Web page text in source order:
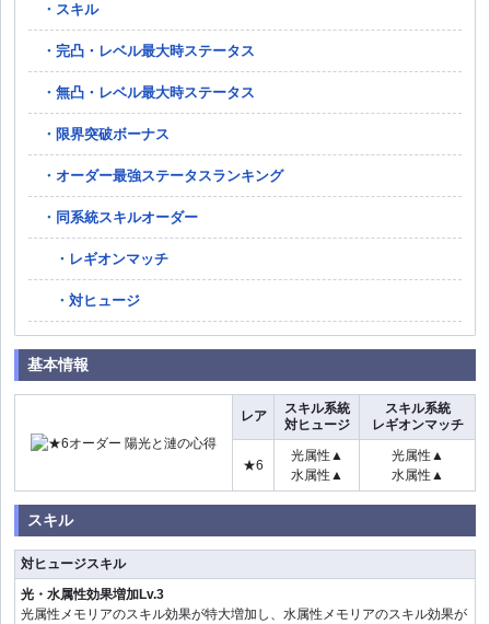
スキル
完凸・レベル最大時ステータス
無凸・レベル最大時ステータス
限界突破ボーナス
オーダー最強ステータスランキング
同系統スキルオーダー
レギオンマッチ
対ヒュージ
基本情報
レア
スキル系統
対ヒュージ
スキル系統
レギオンマッチ
★6
光属性▲
水属性▲
光属性▲
水属性▲
スキル
対ヒュージスキル
光・水属性効果増加Lv.3
光属性メモリアのスキル効果が特大増加し、水属性メモリアのスキル効果が